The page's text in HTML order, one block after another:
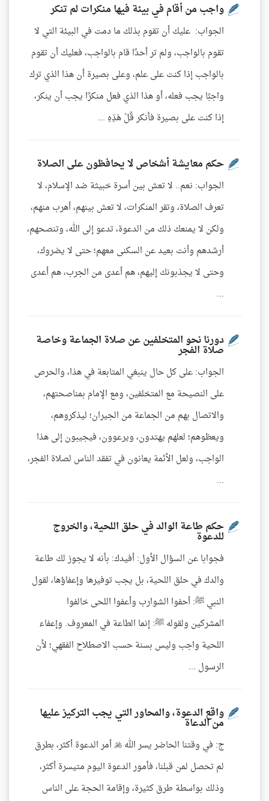
واجب من أقام في بيئة فيها منكرات لم تنكر
الجواب: عليك أن تقوم بذلك ما دمت في البيئة التي لا
تقوم بالواجب، ولم تر أحدًا قام بالواجب، فعليك أن تقوم
بالواجب إذا كنت على علم، وعلى بصيرة أن هذا الذي ترك
واجبًا يجب فعله، أو هذا الذي فعل منكرًا يجب أن ينكر،
إذا كنت على بصيرة فأنكر قُلْ هَذِهِ ...
حكم معايشة أشخاص لا يحافظون على الصلاة
الجواب: نعم.. لا تعش بين أسرة خبيثة ضد الإسلام، لا
تعرف الصلاة، وتقر المنكرات، لا تعش بينهم، أهرب منهم،
ولكن لا يمنعك ذلك من الدعوة، تدعو إلى الله، وتنصحهم،
أرشدهم وأنت بعيد عن السكنى معهم؛ حتى لا يضروك،
وحتى لا يجذبونك إليهم، هم أعدى من الجرب، هم أعدى
...
دورنا نحو المتخلفين عن صلاة الجماعة وخاصة
صلاة الفجر
الجواب: على كل حال ينبغي المتابعة في هذا، والحرص
على النصيحة مع المتخلفين، ومع الإمام بمناصحتهم،
والاتصال بهم من الجماعة من الجيران؛ ليذكروهم،
ويعظوهم؛ لعلهم يهتدون، ويرعوون، فيجيبون إلى هذا
الواجب، ولعل الأئمة يعانون في تفقد الناس لصلاة الفجر،
...
حكم طاعة الوالد في حلق اللحية، والخروج
للدعوة
فجوابا عن السؤال الأول: أفيدك: بأنه لا يجوز لك طاعة
والدك في حلق اللحية، بل يجب توفيرها وإعفاؤها، لقول
النبي ﷺ: أحفوا الشوارب وأعفوا اللحى خالفوا
المشركين ولقوله ﷺ: إنما الطاعة في المعروف. وإعفاء
اللحية واجب وليس بسنة حسب الاصطلاح الفقهي؛ لأن
الرسول ...
واقع الدعوة، والمحاور التي يجب التركيز عليها
من الدعاة
ج: في وقتنا الحاضر يسر الله  أمر الدعوة أكثر، بطرق
لم تحصل لمن قبلنا، فأمور الدعوة اليوم متيسرة أكثر،
وذلك بواسطة طرق كثيرة، وإقامة الحجة على الناس